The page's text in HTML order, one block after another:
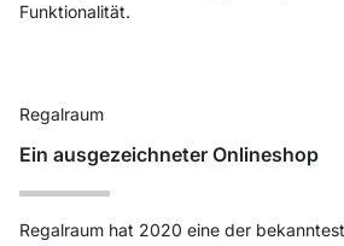
Funktionalität.
Regalraum
Ein ausgezeichneter Onlineshop
Regalraum hat 2020 eine der